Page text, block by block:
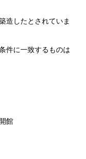
造したとされていま
件に一致するものは
館